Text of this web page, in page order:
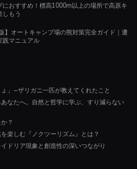
におすすめ！標高1000m以上の場所で高原キ
しもう
】オートキャンプ場の熊対策完全ガイド｜遭
践マニュアル
」—ザリガニ一匹が教えてくれたこと
なたへ。自然と哲学に学ぶ、すり減らない
？
楽しむ『ノクツーリズム』とは？
ドリア現象と創造性の深いつながり